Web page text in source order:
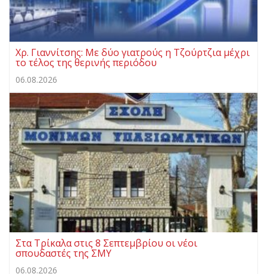
Χρ. Γιαννίτσης: Με δύο γιατρούς η Τζούρτζια μέχρι
το τέλος της θερινής περιόδου
06.08.2026
Στα Τρίκαλα στις 8 Σεπτεμβρίου οι νέοι
σπουδαστές της ΣΜΥ
06.08.2026